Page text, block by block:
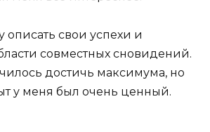
описать свои успехи и
совместных сновидений.
достичь максимума, но
у меня был очень ценный.